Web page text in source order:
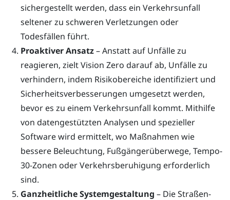
sichergestellt werden, dass ein Verkehrsunfall
seltener zu schweren Verletzungen oder
Todesfällen führt.
Proaktiver Ansatz– Anstatt auf Unfälle zu
reagieren, zielt Vision Zero darauf ab, Unfälle zu
verhindern, indem Risikobereiche identifiziert und
Sicherheitsverbesserungen umgesetzt werden,
bevor es zu einem Verkehrsunfall kommt. Mithilfe
von datengestützten Analysen und spezieller
Software wird ermittelt, wo Maßnahmen wie
bessere Beleuchtung, Fußgängerüberwege, Tempo-
30-Zonen oder Verkehrsberuhigung erforderlich
sind.
Ganzheitliche Systemgestaltung – Die Straßen-